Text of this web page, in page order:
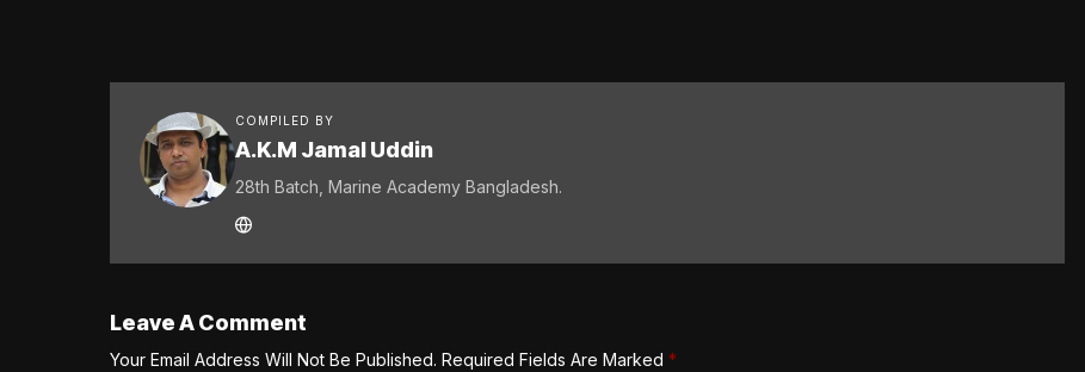
COMPILED BY
A.K.M Jamal Uddin
28th Batch, Marine Academy Bangladesh.
Leave A Comment
Your Email Address Will Not Be Published. Required Fields Are Marked *